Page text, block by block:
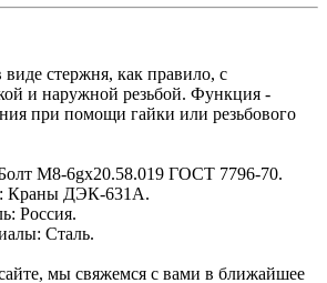
стержня, как правило, с
и наружной резьбой. Функция -
при помощи гайки или резьбового
М8-6gх20.58.019 ГОСТ 7796-70.
Краны ДЭК-631А.
Россия.
Сталь.
мы свяжемся с вами в ближайшее